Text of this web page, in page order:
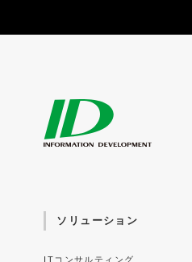
ソリューション
ITコンサルティング